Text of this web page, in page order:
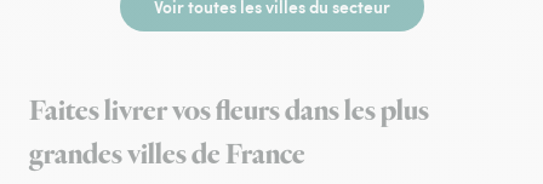
Voir toutes les villes du secteur
Faites livrer vos fleurs dans les plus
grandes villes de France